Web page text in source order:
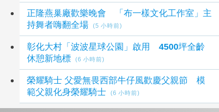
正隆燕巢廠歡樂晚會 「布一樣文化工作室」主
持舞者嗨翻全場
(5 小時前)
彰化大村「波波星球公園」啟用 4500坪全齡
休憩新地標
(6 小時前)
榮耀騎士 父愛無畏西部牛仔風歡慶父親節 模
範父親化身榮耀騎士
(6 小時前)